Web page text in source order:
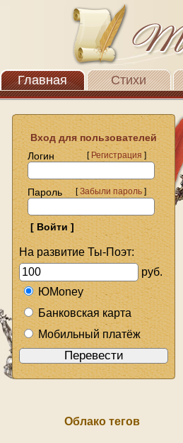
Главная Стихи
Вход для пользователей
Логин
[Регистрация]
Пароль [Забыли пароль]
На развитие Ты-Поэт:
руб.
ЮMoney
Банковская карта
Мобильный платёж
Облако тегов